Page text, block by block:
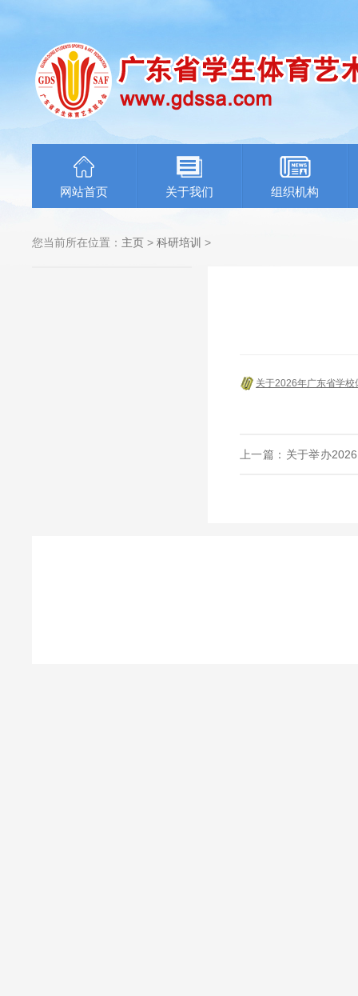
网站首页 关于我们 组织机构
您当前所在位置： 主页 > 科研培训 >
关于2026年广东省学
上一篇： 关于举办